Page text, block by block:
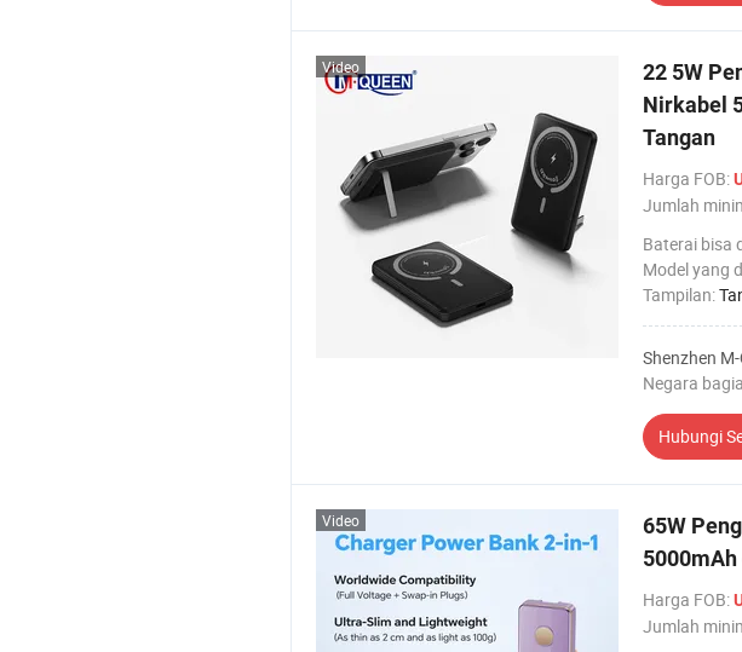
22 5W
Nirkabel
Tangan
Harga FOB:
Jumlah
Baterai bisa
Model yang
Tampilan:
Shenzhen
Negara
Hubungi
Video
65W
Harga FOB:
Jumlah
Video